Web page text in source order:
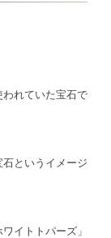
れていた宝石で
というイメージ
イトトパーズ」